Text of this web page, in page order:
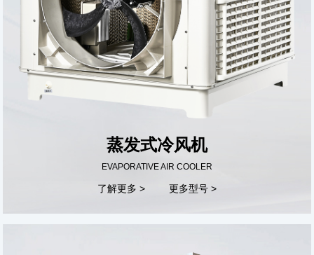
蒸发式冷风机
EVAPORATIVE AIR COOLER
了解更多 > 更多型号 >